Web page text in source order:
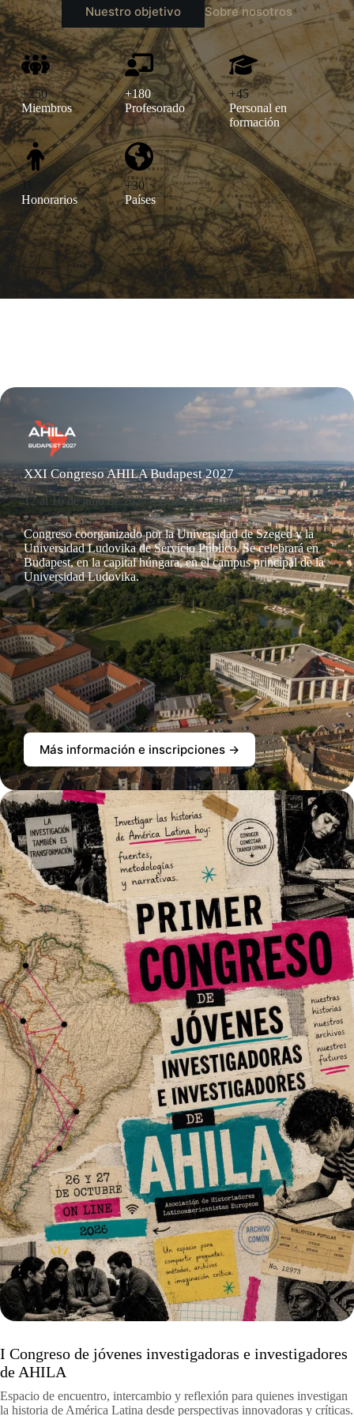
Nuestro objetivo Sobre nosotros
+250
Miembros
+180
Profesorado
+45
Personal en
formación
11
Honorarios
+30
Países
XXI Congreso AHILA Budapest 2027
12 al 16 de julio de 2027 • Budapest, Hungría
Congreso coorganizado por la Universidad de Szeged y la
Universidad Ludovika de Servicio Público. Se celebrará en
Budapest, en la capital húngara, en el campus principal de la
Universidad Ludovika.
Más información e inscripciones →
I Congreso de jóvenes investigadoras e investigadores
de AHILA
Espacio de encuentro, intercambio y reflexión para quienes investigan
la historia de América Latina desde perspectivas innovadoras y críticas.